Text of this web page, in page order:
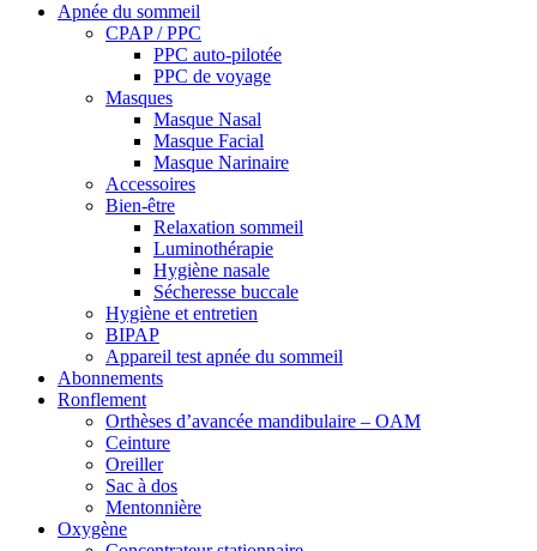
Apnée du sommeil
CPAP / PPC
PPC auto-pilotée
PPC de voyage
Masques
Masque Nasal
Masque Facial
Masque Narinaire
Accessoires
Bien-être
Relaxation sommeil
Luminothérapie
Hygiène nasale
Sécheresse buccale
Hygiène et entretien
BIPAP
Appareil test apnée du sommeil
Abonnements
Ronflement
Orthèses d’avancée mandibulaire – OAM
Ceinture
Oreiller
Sac à dos
Mentonnière
Oxygène